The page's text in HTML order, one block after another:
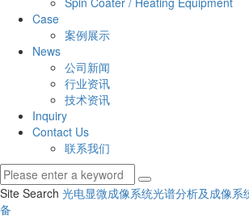
Case
案例展示
News
公司新闻
行业资讯
技术资讯
Inquiry
Contact Us
联系我们
Site Search 光电显微成像系统光谱分析及成像系
备